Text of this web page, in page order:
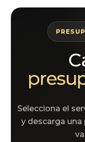
Selecciona el
y descarga